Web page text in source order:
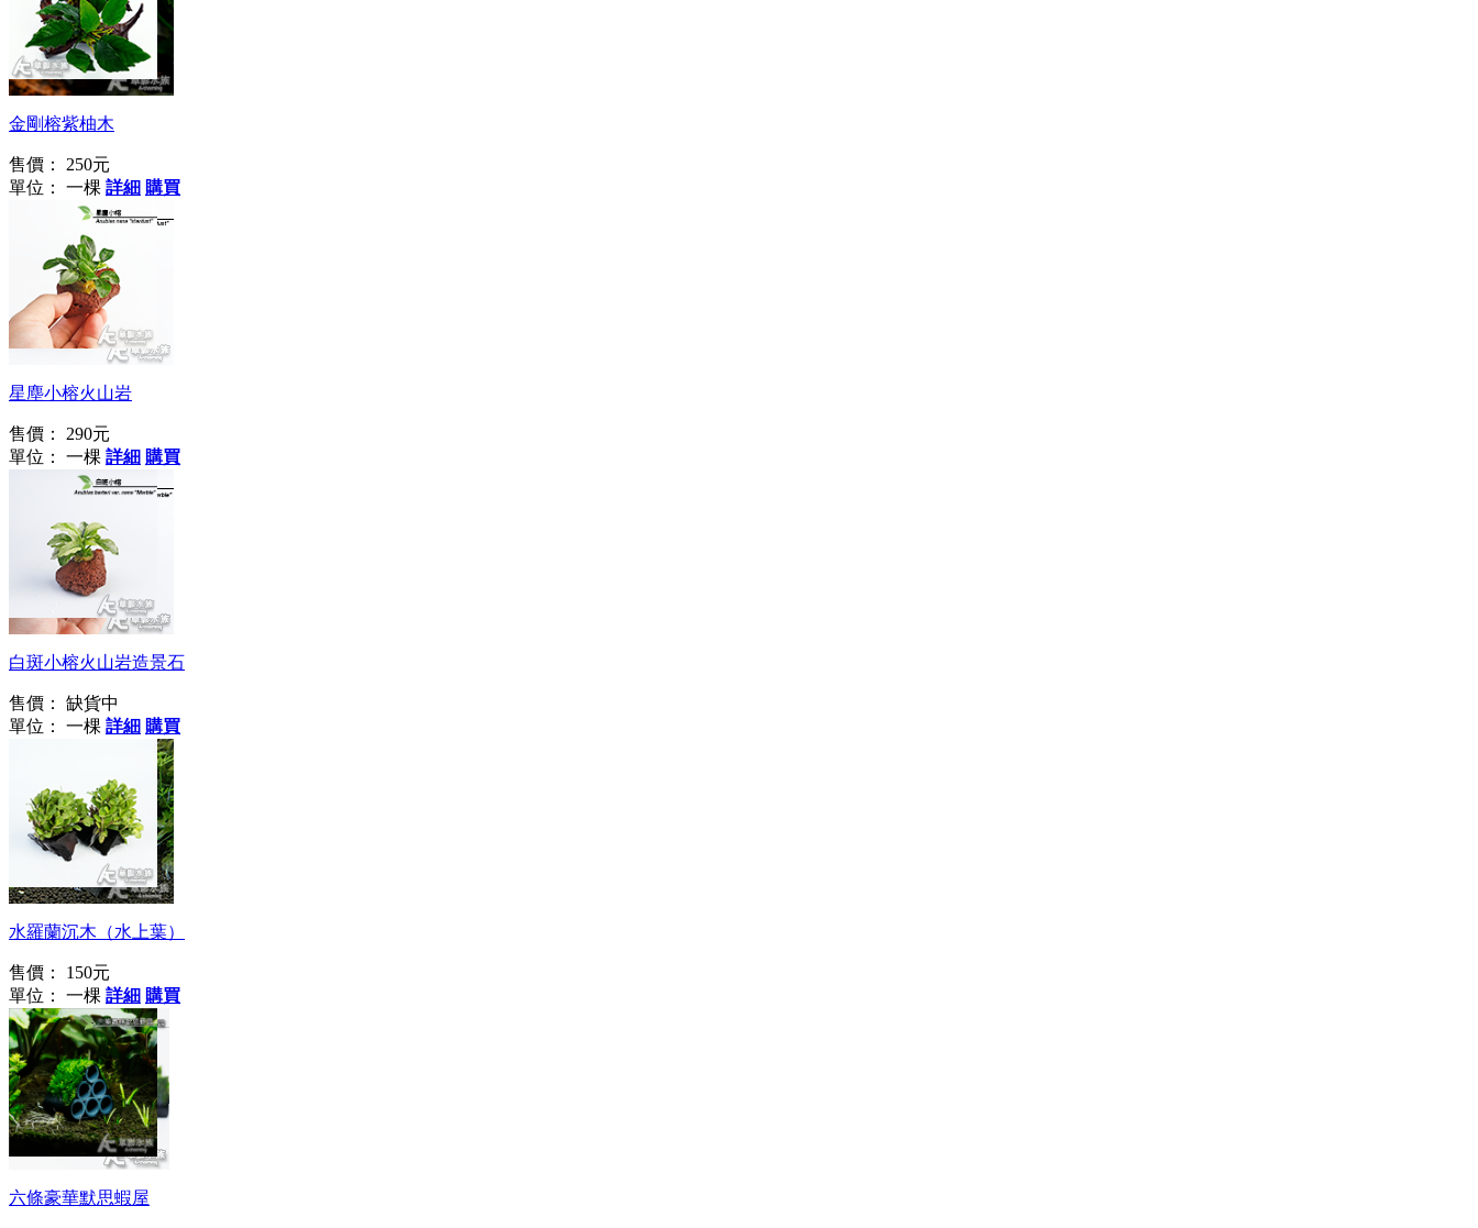
金剛榕紫柚木
售價：
250元
單位： 一棵 詳細 購買
星塵小榕火山岩
售價：
290元
單位： 一棵 詳細 購買
簡單方便好放置
白斑小榕火山岩造景石
售價：
缺貨中
單位： 一棵 詳細 購買
栽培容易
水羅蘭沉木（水上葉）
售價：
150元
單位： 一棵 詳細 購買
仔蝦防護所
六條豪華默思蝦屋